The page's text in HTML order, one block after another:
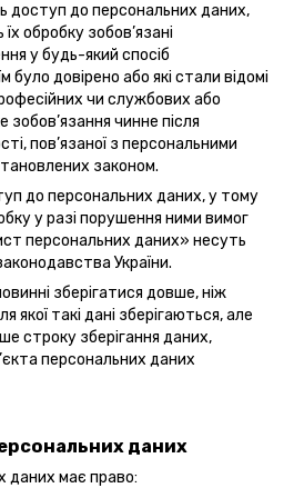
доступ до персональних даних,
обробку зобов’язані
у будь-який спосіб
було довірено або які стали відомі
чи службових або
зобов’язання чинне після
пов’язаної з персональними
законом.
до персональних даних, у тому
у разі порушення ними вимог
персональних даних» несуть
України.
зберігатися довше, ніж
якої такі дані зберігаються, але
строку зберігання даних,
персональних даних
даних
даних має право: